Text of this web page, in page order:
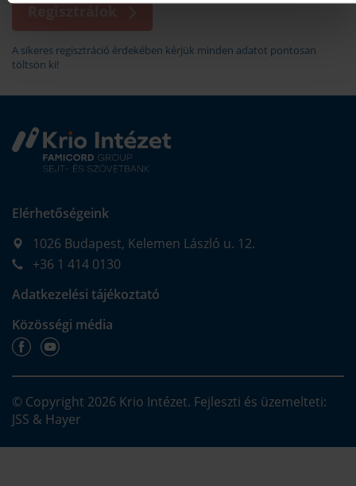
A sikeres regisztráció érdekében kérjük minden adatot pontosan
töltsön ki!
Elérhetőségeink
1026 Budapest, Kelemen László u. 12.
+36 1 414 0130
Adatkezelési tájékoztató
Közösségi média
© Copyright 2026 Krio Intézet. Fejleszti és üzemelteti:
JSS & Hayer